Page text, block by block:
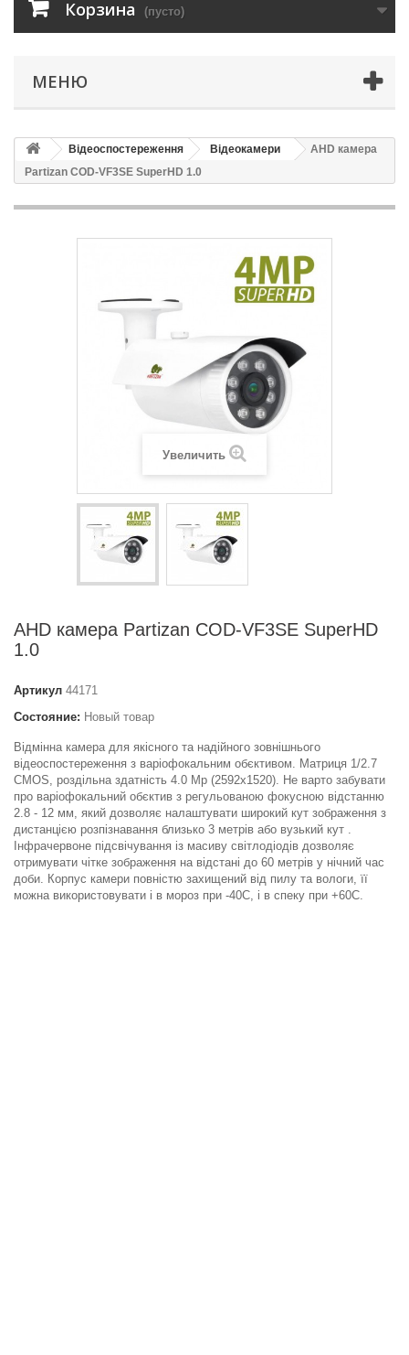
Корзина (пусто)
МЕНЮ
Відеоспостереження Відеокамери
AHD камера
Partizan COD-VF3SE SuperHD 1.0
Увеличить
AHD камера Partizan COD-VF3SE SuperHD
1.0
Артикул 44171
Состояние: Новый товар
Відмінна камера для якісного та надійного зовнішнього
відеоспостереження з варіофокальним обєктивом. Матриця 1/2.7
CMOS, роздільна здатність 4.0 Mp (2592x1520). Не варто забувати
про варіофокальний обєктив з регульованою фокусною відстанню
2.8 - 12 мм, який дозволяє налаштувати широкий кут зображення з
дистанцією розпізнавання близько 3 метрів або вузький кут .
Інфрачервоне підсвічування із масиву світлодіодів дозволяє
отримувати чітке зображення на відстані до 60 метрів у нічний час
доби. Корпус камери повністю захищений від пилу та вологи, її
можна використовувати і в мороз при -40C, і в спеку при +60C.